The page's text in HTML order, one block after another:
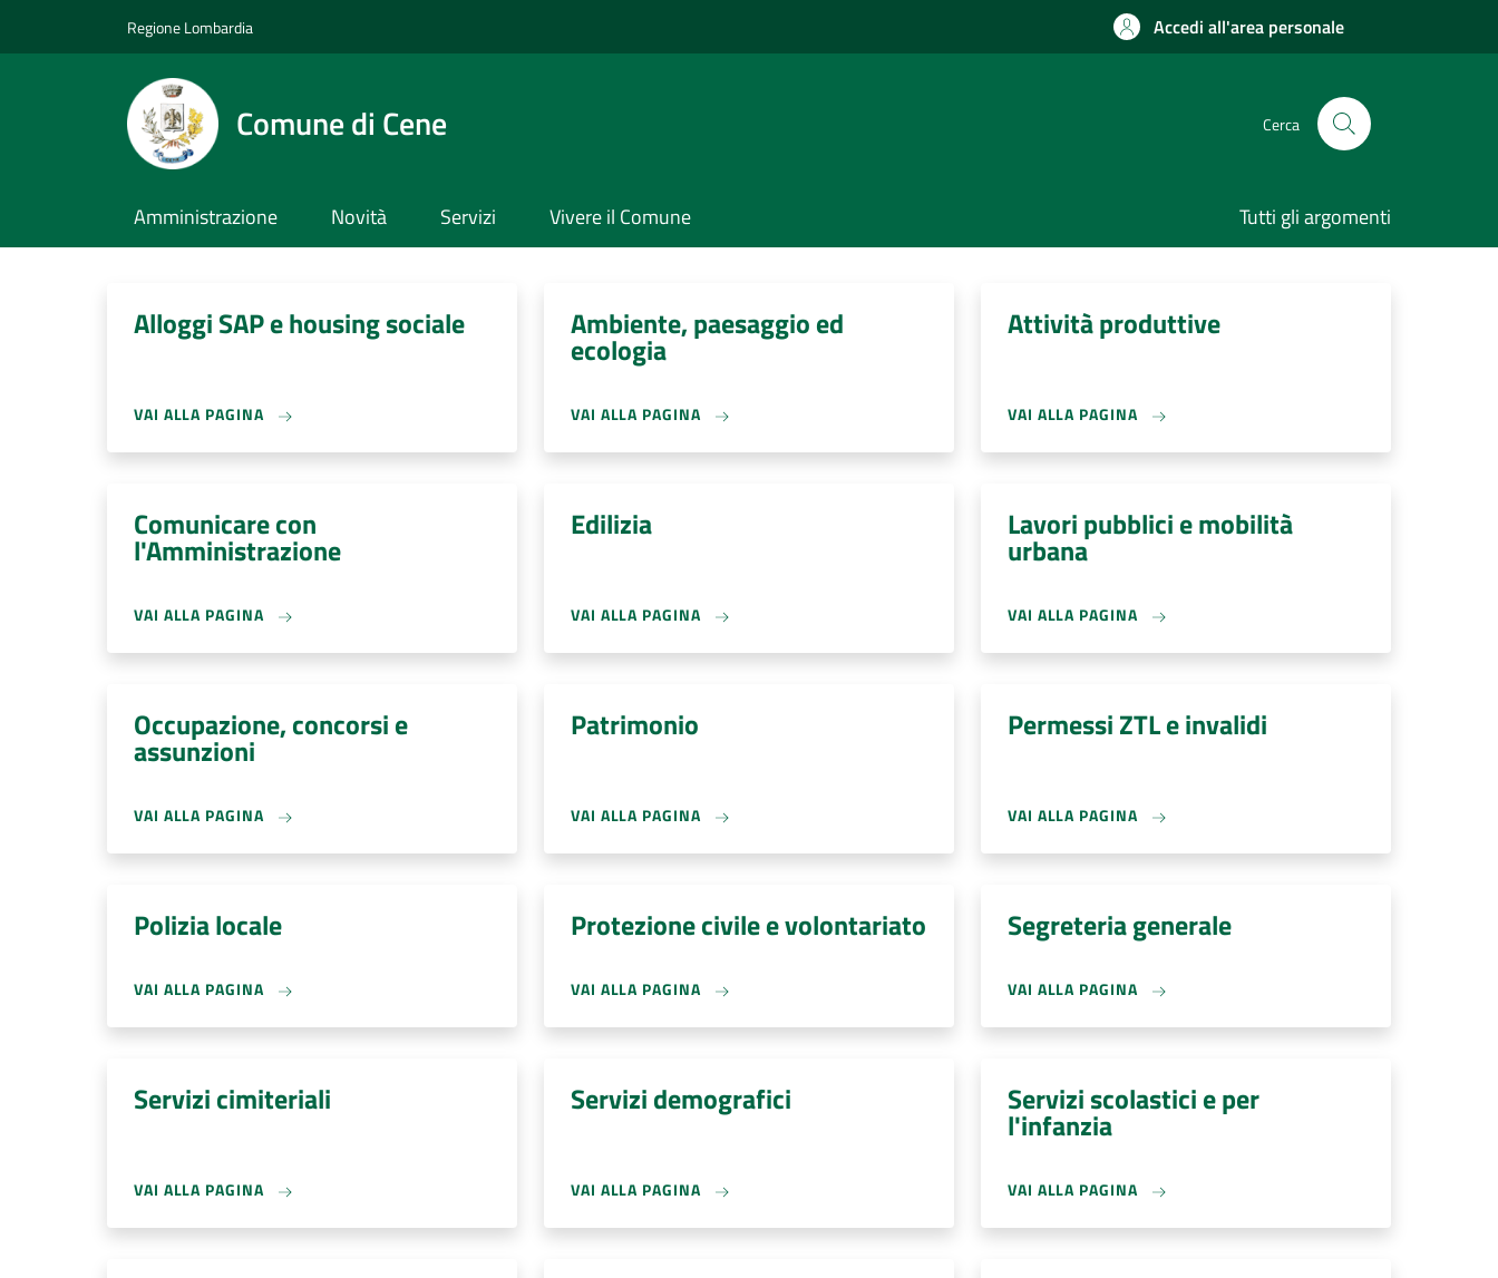
Regione Lombardia Accedi all'area personale
Comune di Cene Cerca
Amministrazione Novità Servizi Vivere il Comune Tutti gli argomenti
Alloggi SAP e housing sociale
VAI ALLA PAGINA
Ambiente, paesaggio ed
ecologia
VAI ALLA PAGINA
Attività produttive
VAI ALLA PAGINA
Comunicare con
l'Amministrazione
VAI ALLA PAGINA
Edilizia
VAI ALLA PAGINA
Lavori pubblici e mobilità
urbana
VAI ALLA PAGINA
Occupazione, concorsi e
assunzioni
VAI ALLA PAGINA
Patrimonio
VAI ALLA PAGINA
Permessi ZTL e invalidi
VAI ALLA PAGINA
Polizia locale
VAI ALLA PAGINA
Protezione civile e volontariato
VAI ALLA PAGINA
Segreteria generale
VAI ALLA PAGINA
Servizi cimiteriali
VAI ALLA PAGINA
Servizi demografici
VAI ALLA PAGINA
Servizi scolastici e per
l'infanzia
VAI ALLA PAGINA